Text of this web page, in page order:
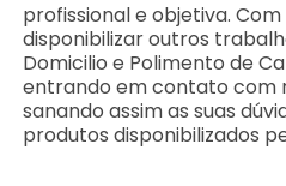
profissional e objetiva. Com
disponibilizar outros
Domicilio e Polimento de
entrando em contato com
sanando assim as suas
produtos disponibilizados